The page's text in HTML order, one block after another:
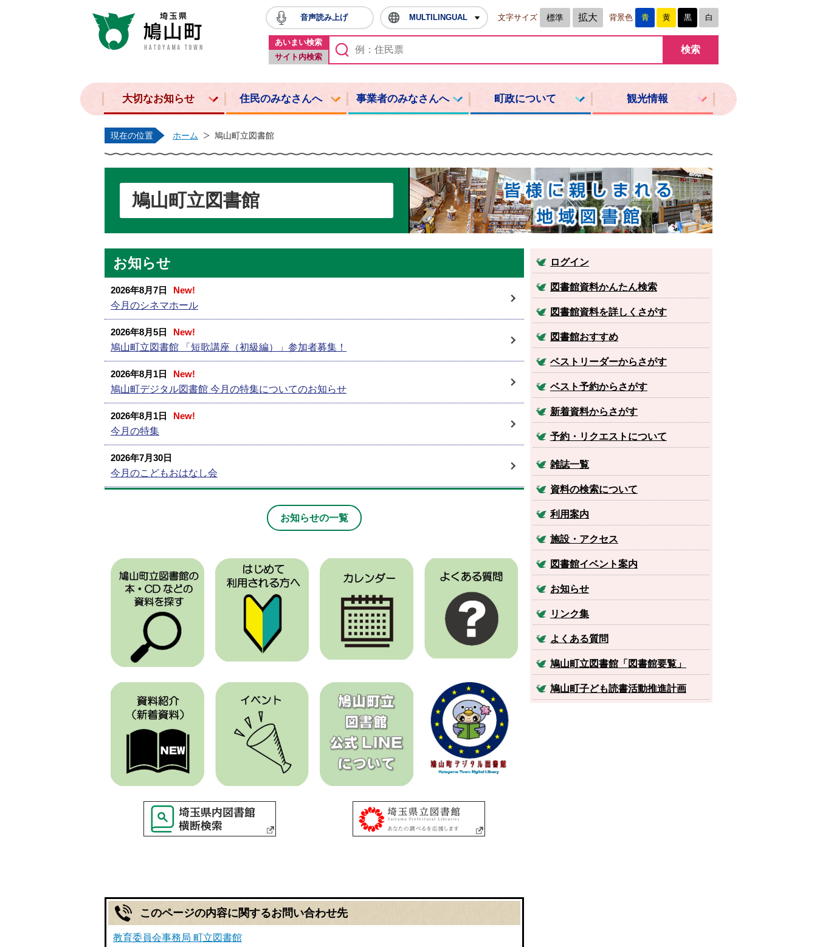
鳩山町ホームページ
音声読み上げ MULTILINGUAL 文字サイズ 標準 拡大 背景色 青 黄 黒 白
あいまい検索
サイト内検索
大切なお知らせ 住民のみなさんへ 事業者のみなさんへ 町政について 観光情報
現在の位置 ホーム 鳩山町立図書館
鳩山町立図書館
お知らせ
2026年8月7日 New!
今月のシネマホール
2026年8月5日 New!
鳩山町立図書館 「短歌講座（初級編）」参加者募集！
2026年8月1日 New!
鳩山町デジタル図書館 今月の特集についてのお知らせ
2026年8月1日 New!
今月の特集
2026年7月30日
今月のこどもおはなし会
夏休み期間中、図書館の会議室が学習室として使用できます
今月のうさぎちゃんの部屋
2026年7月1日
令和8年度 夏休み課題図書・すいせん図書の特集コーナーの設置について
2026年3月27日
鳩山町立図書館がおすすめする「親子のふれあい 読み聞かせ絵本」の公開について
2025年10月1日
優先席の新設について
お知らせの一覧
このページの内容に関するお問い合わせ先
教育委員会事務局 町立図書館
ログイン
図書館資料かんたん検索
図書館資料を詳しくさがす
図書館おすすめ
ベストリーダーからさがす
ベスト予約からさがす
新着資料からさがす
予約・リクエストについて
雑誌一覧
資料の検索について
利用案内
施設・アクセス
図書館イベント案内
お知らせ
リンク集
よくある質問
鳩山町立図書館「図書館要覧」
鳩山町子ども読書活動推進計画